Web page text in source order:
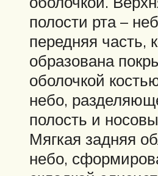
полости рта –
передняя часть,
образована
оболочкой
небо,
полость и
Мягкая задняя
небо,